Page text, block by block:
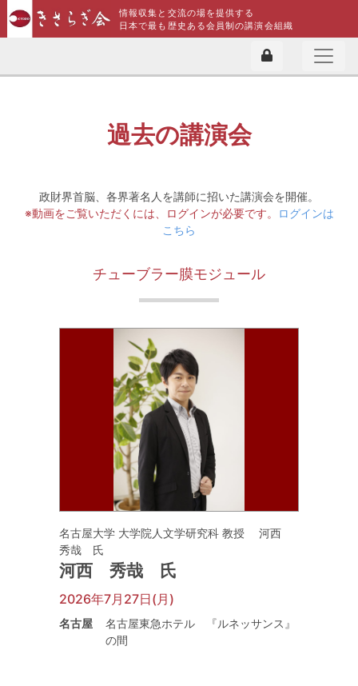
情報収集と交流の場を提供する
日本で最も歴史ある会員制の講演会組織
過去の講演会
政財界首脳、各界著名人を講師に招いた講演会を開催。
※動画をご覧いただくには、ログインが必要です。
ログインは
こちら
チューブラー膜モジュール
名古屋大学 大学院人文学研究科 教授 河西
秀哉 氏
河西 秀哉 氏
2026年7月27日(月)
名古屋
名古屋東急ホテル 『ルネッサンス』
の間